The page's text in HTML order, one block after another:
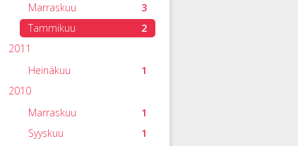
3
Marraskuu
2
Tammikuu
2011
1
Heinäkuu
2010
1
Marraskuu
1
Syyskuu